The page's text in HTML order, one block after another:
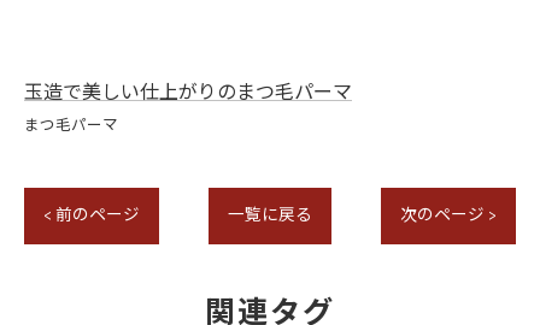
玉造で美しい仕上がりのまつ毛パーマ
まつ毛パーマ
< 前のページ 一覧に戻る 次のページ >
関連タグ